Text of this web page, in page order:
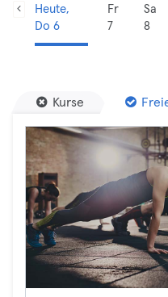
Heute,
Do 6
Fr
7
Sa
8
Kurse